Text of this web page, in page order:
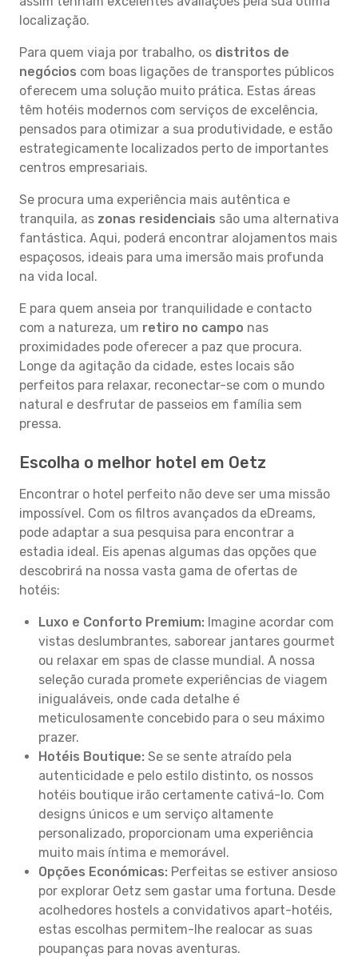
localização.
Para quem viaja por trabalho, os distritos de
negócios com boas ligações de transportes públicos
oferecem uma solução muito prática. Estas áreas
têm hotéis modernos com serviços de excelência,
pensados para otimizar a sua produtividade, e estão
estrategicamente localizados perto de importantes
centros empresariais.
Se procura uma experiência mais autêntica e
tranquila, as zonas residenciais são uma alternativa
fantástica. Aqui, poderá encontrar alojamentos mais
espaçosos, ideais para uma imersão mais profunda
na vida local.
E para quem anseia por tranquilidade e contacto
com a natureza, um retiro no campo nas
proximidades pode oferecer a paz que procura.
Longe da agitação da cidade, estes locais são
perfeitos para relaxar, reconectar-se com o mundo
natural e desfrutar de passeios em família sem
pressa.
Escolha o melhor hotel em Oetz
Encontrar o hotel perfeito não deve ser uma missão
impossível. Com os filtros avançados da eDreams,
pode adaptar a sua pesquisa para encontrar a
estadia ideal. Eis apenas algumas das opções que
descobrirá na nossa vasta gama de ofertas de
hotéis:
Luxo e Conforto Premium: Imagine acordar com
vistas deslumbrantes, saborear jantares gourmet
ou relaxar em spas de classe mundial. A nossa
seleção curada promete experiências de viagem
inigualáveis, onde cada detalhe é
meticulosamente concebido para o seu máximo
prazer.
Hotéis Boutique: Se se sente atraído pela
autenticidade e pelo estilo distinto, os nossos
hotéis boutique irão certamente cativá-lo. Com
designs únicos e um serviço altamente
personalizado, proporcionam uma experiência
muito mais íntima e memorável.
Opções Económicas: Perfeitas se estiver ansioso
por explorar Oetz sem gastar uma fortuna. Desde
acolhedores hostels a convidativos apart-hotéis,
estas escolhas permitem-lhe realocar as suas
poupanças para novas aventuras.